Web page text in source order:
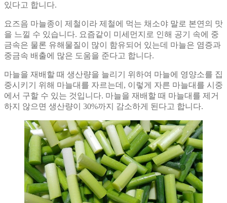
있다고 합니다.
요즈음 마늘종이 제철이라 제철에 먹는 채소야 말로 본연의 맛
을 느낄 수 있습니다. 요즘같이 미세먼지로 인해 공기 속에 중
금속은 물론 유해물질이 많이 함유되어 있는데 마늘은 염증과
중금속 배출에 많은 도움을 준다고 합니다.
마늘을 재배할 때 생산량을 늘리기 위하여 마늘에 영양소를 집
중시키기 위해 마늘대를 자르는데, 이렇게 자른 마늘대를 시중
에서 구할 수 있는 것입니다. 마늘을 재배할 때 마늘대를 제거
하지 않으면 생산량이 30%까지 감소하게 된다고 합니다.